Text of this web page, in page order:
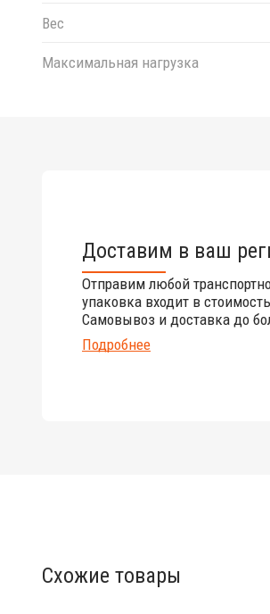
Вес
Максимальная нагрузка
Доставим в ваш
Отправим любой
упаковка входит в
Самовывоз и доставка до
Подробнее
Схожие товары